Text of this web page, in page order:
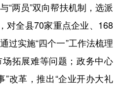
海南 重庆
云南 西藏
青海 宁夏
两员”双向帮扶机制，选派
对全县70家重点企业、168
过实施“四个一”工作法梳理
拓展难等问题；政务中心
”改革，推出“企业开办大礼